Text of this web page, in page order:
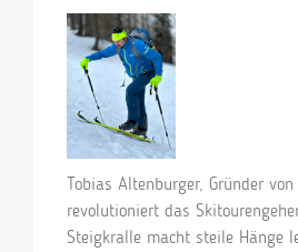
Tobias Altenburger, Gründer von
revolutioniert das
Steigkralle macht steile Hänge